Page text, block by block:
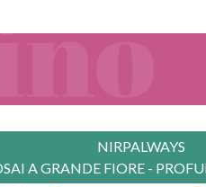
NIRPALWAYS
A GRANDE FIORE -